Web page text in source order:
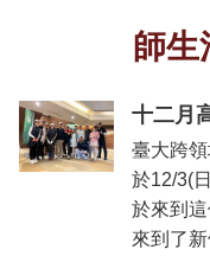
師生
十二月
臺大跨
於12/3(
於來到
來到了